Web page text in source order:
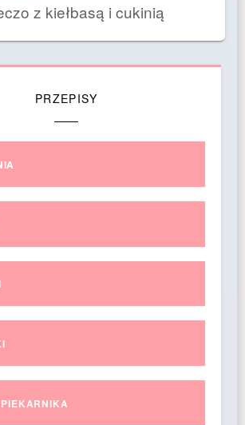
z kiełbasą i cukinią
PRZEPISY